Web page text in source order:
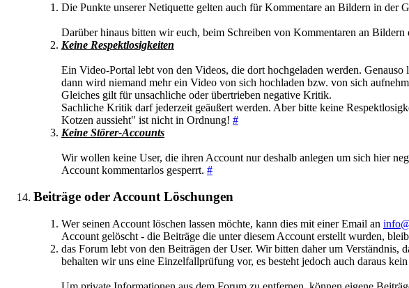
Die Punkte unserer Netiquette gelten auch für Kommentare an Bildern in der
Darüber hinaus bitten wir euch, beim Schreiben von Kommentaren an Bildern
Keine Respektlosigkeiten
Ein Video-Portal lebt von den Videos, die dort hochgeladen werden.
dann wird niemand mehr ein Video von sich hochladen bzw. von sich
Gleiches gilt für unsachliche oder übertrieben negative Kritik.
Sachliche Kritik darf jederzeit geäußert werden. Aber bitte keine
Kotzen aussieht" ist nicht in Ordnung! #
Keine Störer-Accounts
Wir wollen keine User, die ihren Account nur deshalb anlegen um sich hier
Account kommentarlos gesperrt. #
Beiträge oder Account Löschungen
Wer seinen Account löschen lassen möchte, kann dies mit einer Email an
Account gelöscht - die Beiträge die unter diesem Account erstellt wurden,
das Forum lebt von den Beiträgen der User. Wir bitten daher um
behalten wir uns eine Einzelfallprüfung vor, es besteht jedoch auch daraus